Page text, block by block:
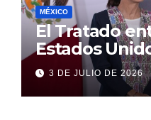
MÉXICO
El Tratado
Estados
MEC) se
2036:
Sheinbaum
3 DE JULIO DE 2026